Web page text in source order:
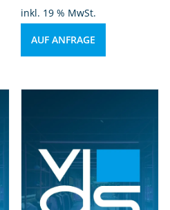
inkl. 19 % MwSt.
AUF ANFRAGE